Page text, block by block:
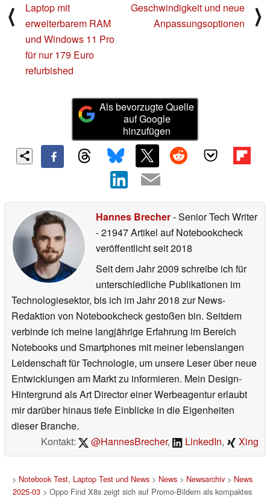
⟨
Laptop mit
erweiterbarem RAM
und Windows 11 Pro
für nur 179 Euro
refurbished
Geschwindigkeit und neue
Anpassungsoptionen
⟩
Als bevorzugte Quelle
auf Google
hinzufügen
Hannes Brecher- Senior Tech Writer
- 21947 Artikel auf Notebookcheck
veröffentlichtseit 2018
Seit dem Jahr 2009 schreibe ich für
unterschiedliche Publikationen im
Technologiesektor, bis ich im Jahr 2018 zur News-
Redaktion von Notebookcheck gestoßen bin. Seitdem
verbinde ich meine langjährige Erfahrung im Bereich
Notebooks und Smartphones mit meiner lebenslangen
Leidenschaft für Technologie, um unsere Leser über neue
Entwicklungen am Markt zu informieren. Mein Design-
Hintergrund als Art Director einer Werbeagentur erlaubt
mir darüber hinaus tiefe Einblicke in die Eigenheiten
dieser Branche.
Kontakt:
@HannesBrecher, LinkedIn, Xing
> Notebook Test, Laptop Test und News> News> Newsarchiv> News
2025-03> Oppo Find X8s zeigt sich auf Promo-Bildern als kompaktes